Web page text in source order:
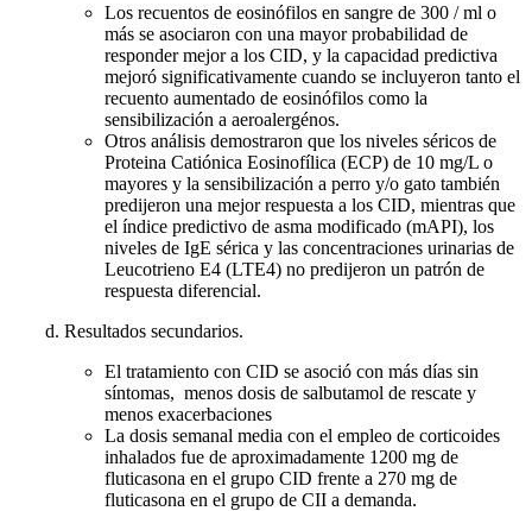
Los recuentos de eosinófilos en sangre de 300 / ml o
más se asociaron con una mayor probabilidad de
responder mejor a los CID, y la capacidad predictiva
mejoró significativamente cuando se incluyeron tanto el
recuento aumentado de eosinófilos como la
sensibilización a aeroalergénos.
Otros análisis demostraron que los niveles séricos de
Proteina Catiónica Eosinofílica (ECP) de 10 mg/L o
mayores y la sensibilización a perro y/o gato también
predijeron una mejor respuesta a los CID, mientras que
el índice predictivo de asma modificado (mAPI), los
niveles de IgE sérica y las concentraciones urinarias de
Leucotrieno E4 (LTE4) no predijeron un patrón de
respuesta diferencial.
d. Resultados secundarios.
El tratamiento con CID se asoció con más días sin
síntomas, menos dosis de salbutamol de rescate y
menos exacerbaciones
La dosis semanal media con el empleo de corticoides
inhalados fue de aproximadamente 1200 mg de
fluticasona en el grupo CID frente a 270 mg de
fluticasona en el grupo de CII a demanda.